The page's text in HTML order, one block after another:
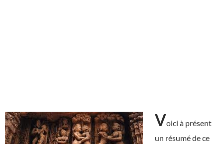
Voici à présent
un résumé de ce